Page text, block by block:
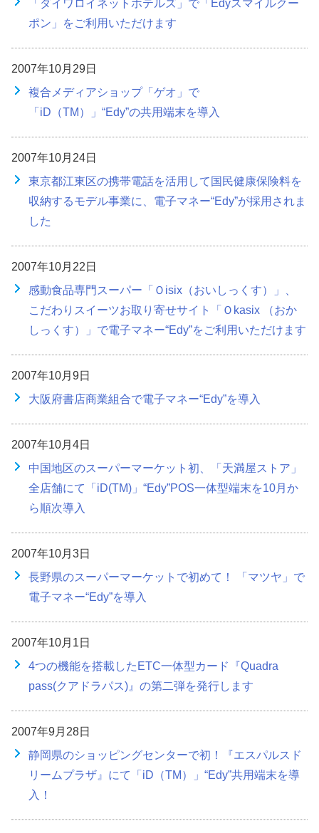
「ダイワロイネットホテルズ」で「Edyスマイルクー
ポン」をご利用いただけます
2007年10月29日
複合メディアショップ「ゲオ」で
「iD（TM）」“Edy”の共用端末を導入
2007年10月24日
東京都江東区の携帯電話を活用して国民健康保険料を
収納するモデル事業に、電子マネー“Edy”が採用されま
した
2007年10月22日
感動食品専門スーパー「Ｏisix（おいしっくす）」、
こだわりスイーツお取り寄せサイト「Ｏkasix （おか
しっくす）」で電子マネー“Edy”をご利用いただけます
2007年10月9日
大阪府書店商業組合で電子マネー“Edy”を導入
2007年10月4日
中国地区のスーパーマーケット初、「天満屋ストア」
全店舗にて「iD(TM)」“Edy”POS一体型端末を10月か
ら順次導入
2007年10月3日
長野県のスーパーマーケットで初めて！ 「マツヤ」で
電子マネー“Edy”を導入
2007年10月1日
4つの機能を搭載したETC一体型カード『Quadra
pass(クアドラパス)』の第二弾を発行します
2007年9月28日
静岡県のショッピングセンターで初！『エスパルスド
リームプラザ』にて「iD（TM）」“Edy”共用端末を導
入！